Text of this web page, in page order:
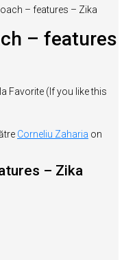
– features – Zika
– features
Favorite (If you like this
Corneliu Zaharia on
– Zika